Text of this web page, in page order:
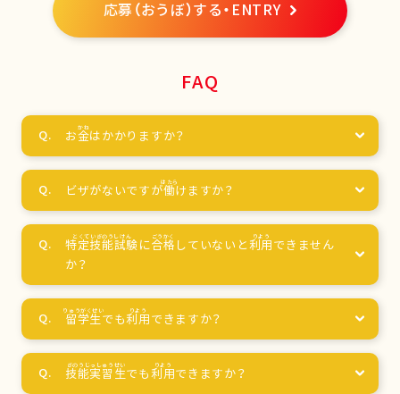
応募（おうぼ）する・ENTRY
FAQ
お金はかかりますか？
ビザがないですが働けますか？
特定技能試験に合格 していないと利用 できません
か？
留学生でも利用 できますか？
技能実習生でも利用できますか？